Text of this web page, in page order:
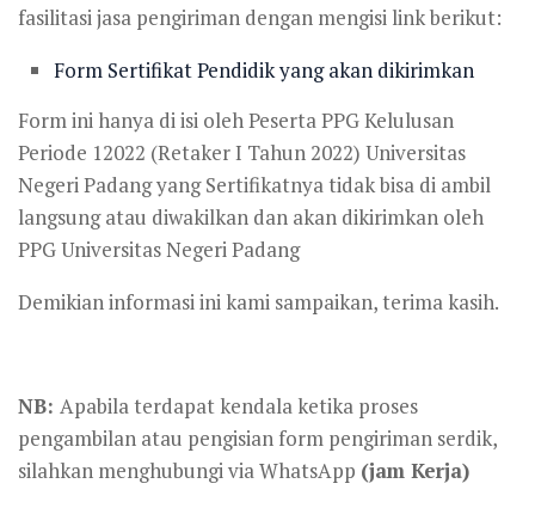
fasilitasi jasa pengiriman dengan mengisi link berikut:
Form Sertifikat Pendidik yang akan dikirimkan
Form ini hanya di isi oleh Peserta PPG Kelulusan
Periode 12022 (Retaker I Tahun 2022) Universitas
Negeri Padang yang Sertifikatnya tidak bisa di ambil
langsung atau diwakilkan dan akan dikirimkan oleh
PPG Universitas Negeri Padang
Demikian informasi ini kami sampaikan, terima kasih.
NB: Apabila terdapat kendala ketika proses
pengambilan atau pengisian form pengiriman serdik,
silahkan menghubungi via WhatsApp (jam Kerja)